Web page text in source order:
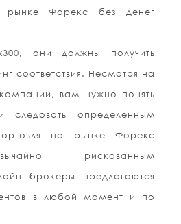
рынке Форекс без денег
они должны получить
соответствия. Несмотря на
вам нужно понять
определенным
на рынке Форекс
рискованным
брокеры предлагаются
в любой момент и по